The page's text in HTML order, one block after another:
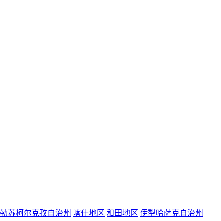
苏柯尔克孜自治州 喀什地区 和田地区 伊犁哈萨克自治州